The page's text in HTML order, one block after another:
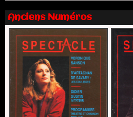
13/06/2026
Dispositif SACD Auteurs d'espaces
18/03/2026
Anciens Numéros